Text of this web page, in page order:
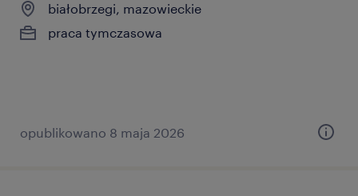
białobrzegi, mazowieckie
praca tymczasowa
opublikowano 8 maja 2026